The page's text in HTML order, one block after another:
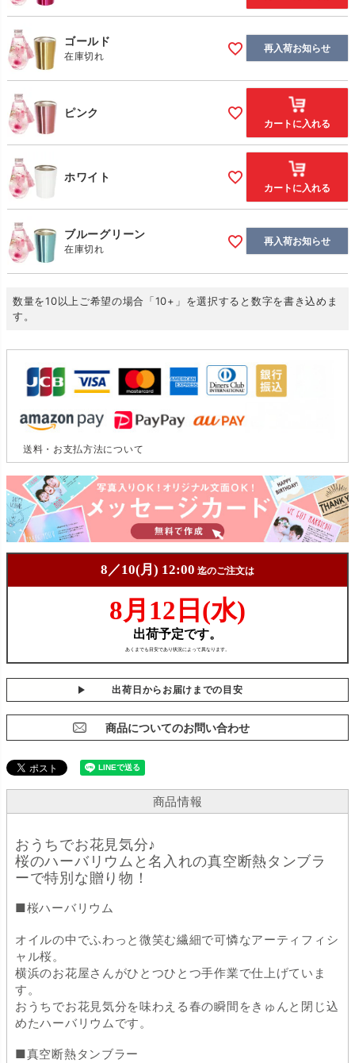
ゴールド
在庫切れ
再入荷お知らせ
ピンク
カートに入れる
ホワイト
カートに入れる
ブルーグリーン
在庫切れ
再入荷お知らせ
数量を10以上ご希望の場合「10+」を選択すると数字を書き込めま
す。
送料・お支払方法について
出荷日からお届けまでの目安
商品についてのお問い合わせ
商品情報
おうちでお花見気分♪
桜のハーバリウムと名入れの真空断熱タンブラ
ーで特別な贈り物！
■桜ハーバリウム
オイルの中でふわっと微笑む繊細で可憐なアーティフィシ
ャル桜。
横浜のお花屋さんがひとつひとつ手作業で仕上げていま
す。
おうちでお花見気分を味わえる春の瞬間をきゅんと閉じ込
めたハーバリウムです。
■真空断熱タンブラー